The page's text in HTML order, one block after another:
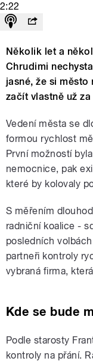
2:22
Několik let a
Chrudimi
jasné, že si
začít vlastně už
Vedení města se
formou rychlost
První možností
nemocnice, pak
které by kolovaly
S měřením
radniční koalice -
posledních
partneři kontroly
vybraná firma,
Kde se bude
Podle starosty
kontroly na přání.